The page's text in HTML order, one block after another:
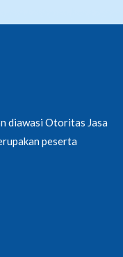
diawasi Otoritas Jasa
peserta